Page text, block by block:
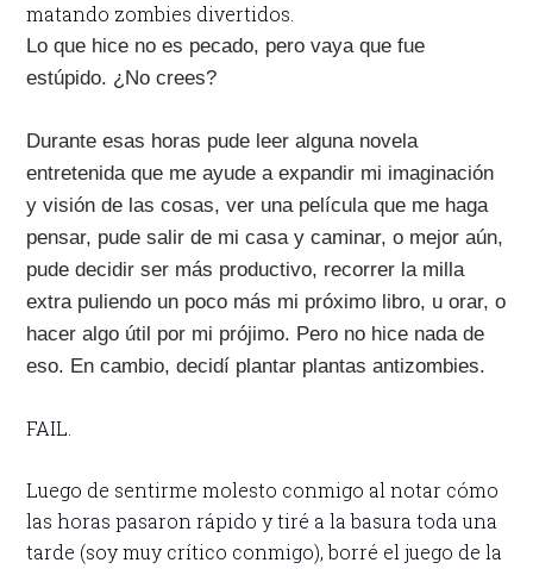
matando zombies divertidos.
Lo que hice no es pecado, pero vaya que fue
estúpido. ¿No crees?
Durante esas horas pude leer alguna novela
entretenida que me ayude a expandir mi imaginación
y visión de las cosas, ver una película que me haga
pensar, pude salir de mi casa y caminar, o mejor aún,
pude decidir ser más productivo, recorrer la milla
extra puliendo un poco más mi próximo libro, u orar, o
hacer algo útil por mi prójimo. Pero no hice nada de
eso. En cambio, decidí plantar plantas antizombies.
FAIL.
Luego de sentirme molesto conmigo al notar cómo
las horas pasaron rápido y tiré a la basura toda una
tarde (soy muy crítico conmigo), borré el juego de la